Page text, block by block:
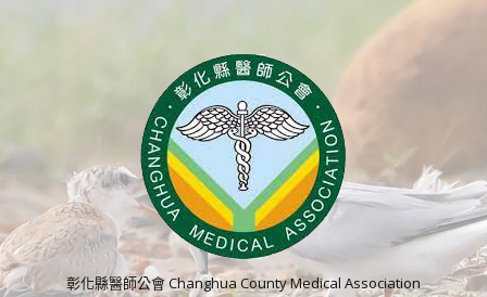
彰化縣醫師公會 Changhua County Medical Association